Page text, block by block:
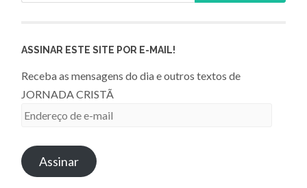
ASSINAR ESTE SITE POR E-MAIL!
Receba as mensagens do dia e outros textos de
JORNADA CRISTÃ
Endereço
e-
mailAssinar